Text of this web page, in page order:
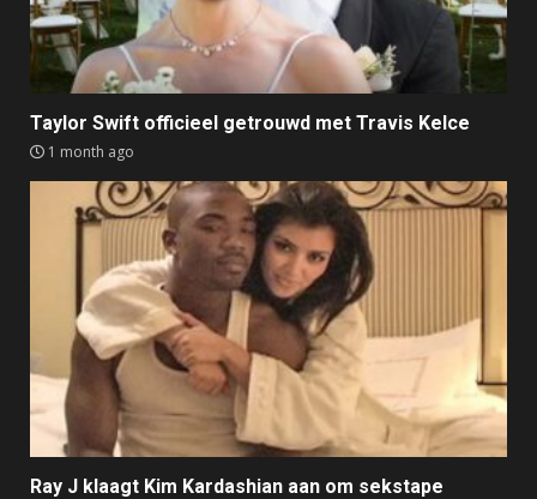
Taylor Swift officieel getrouwd met Travis Kelce
1 month ago
Ray J klaagt Kim Kardashian aan om sekstape